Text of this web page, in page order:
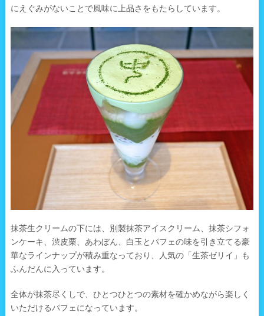
にえぐみがないことで風味に上品さをもたらしています。
抹茶生クリームの下には、別製抹茶アイスクリーム、抹茶シフォ
ンケーキ、渋皮栗、あわぼん、白玉とパフェの味を引き立てる豪
華なラインナップが積み重なっており、人気の「生茶ゼリイ」も
ふんだんに入っています。
全体が抹茶尽くしで、ひとつひとつの素材を確かめながら楽しく
いただけるパフェになっています。